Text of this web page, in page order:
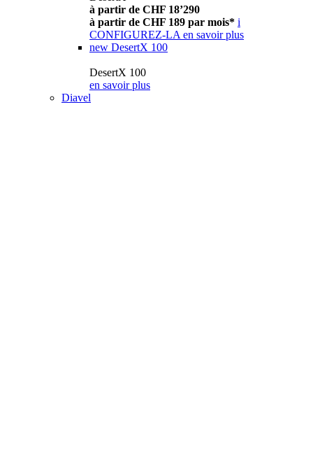
à partir de CHF 18’290
à partir de CHF 189 par mois* i
CONFIGUREZ-LA en savoir plus
new DesertX 100
DesertX 100
en savoir plus
Diavel